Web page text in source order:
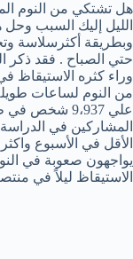
هل تشتكي من النوم
الليل إليك السبب
وبطريقة أكثرسلاسة
حتي الصباح . فقد ذكر
وراء كثره الاستيقاظ
من النوم لساعات
المشاركين في
يواجهون صعوبة في
الاستيقاظ ليلاً في